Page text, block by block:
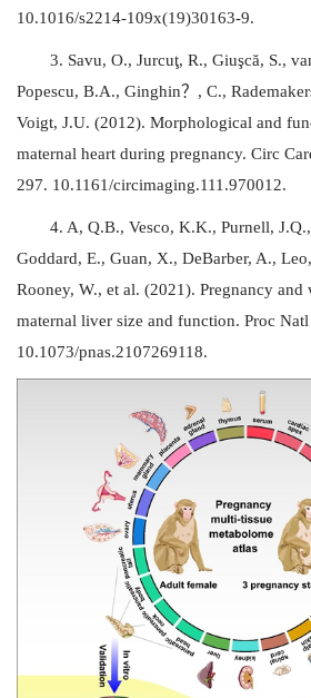
10.1016/s2214-109x(19)30163-9.
3. Savu, O., Jurcuţ, R., Giuşcă, S.,
Popescu, B.A., Ginghin？, C.,
Voigt, J.U. (2012). Morphological and
maternal heart during pregnancy. Circ
297. 10.1161/circimaging.111.970012.
4. A, Q.B., Vesco, K.K., Purnell,
Goddard, E., Guan, X., DeBarber, A.,
Rooney, W., et al. (2021). Pregnancy and
maternal liver size and function. Proc
10.1073/pnas.2107269118.